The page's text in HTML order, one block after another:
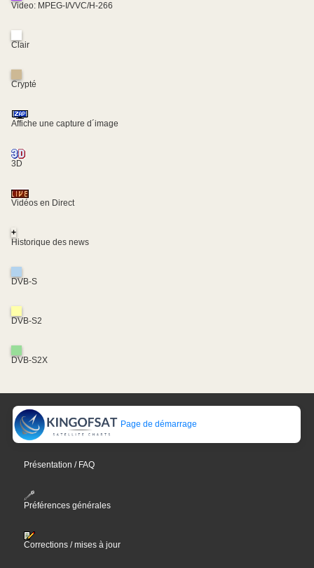
Video: MPEG-I/VVC/H-266
Clair
Crypté
Affiche une capture d´image
3D
Vidéos en Direct
+
Historique des news
DVB-S
DVB-S2
DVB-S2X
Page de démarrage
Présentation / FAQ
Préférences générales
Corrections / mises à jour